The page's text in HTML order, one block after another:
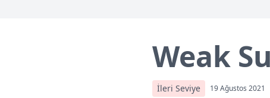
Weak
İleri Seviye 19 Ağustos 2021